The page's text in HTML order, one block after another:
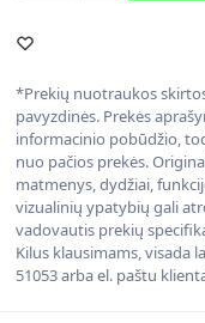
*Prekių nuotraukos
pavyzdinės. Prekės
informacinio pobūdžio,
nuo pačios prekės.
matmenys, dydžiai,
vizualinių ypatybių gali
vadovautis prekių
Kilus klausimams, visada
51053 arba el. paštu